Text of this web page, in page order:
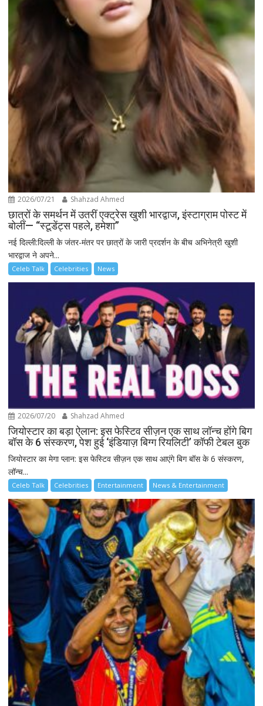
2026/07/21 Shahzad Ahmed
छात्रों के समर्थन में उतरीं एक्ट्रेस खुशी भारद्वाज, इंस्टाग्राम पोस्ट में
बोलीं— “स्टूडेंट्स पहले, हमेशा”
नई दिल्ली:दिल्ली के जंतर-मंतर पर छात्रों के जारी प्रदर्शन के बीच अभिनेत्री खुशी
भारद्वाज ने अपने...
Celeb Talk Celebrities News
2026/07/20 Shahzad Ahmed
जियोस्टार का बड़ा ऐलान: इस फेस्टिव सीज़न एक साथ लॉन्च होंगे बिग
बॉस के 6 संस्करण, पेश हुई ‘इंडियाज़ बिग्ग रियलिटी’ कॉफी टेबल बुक
जियोस्टार का मेगा प्लान: इस फेस्टिव सीज़न एक साथ आएंगे बिग बॉस के 6 संस्करण,
लॉन्च...
Celeb Talk Celebrities Entertainment News & Entertainment